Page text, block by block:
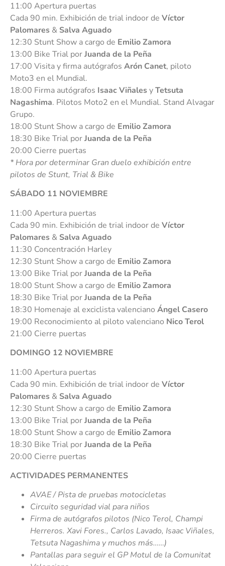
11:00 Apertura puertas
Cada 90 min. Exhibición de trial indoor de Víctor
Palomares & Salva Aguado
12:30 Stunt Show a cargo de Emilio Zamora
13:00 Bike Trial porJuanda de la Peña
17:00 Visita y firma autógrafos Arón Canet, piloto
Moto3 en el Mundial.
18:00 Firma autógrafos Isaac ViñalesyTetsuta
Nagashima. Pilotos Moto2 en el Mundial. Stand Alvagar
Grupo.
18:00 Stunt Show a cargo de Emilio Zamora
18:30 Bike Trial porJuanda de la Peña
20:00 Cierre puertas
* Hora por determinar Gran duelo exhibición entre
pilotos de Stunt, Trial & Bike
SÁBADO 11 NOVIEMBRE
11:00 Apertura puertas
Cada 90 min. Exhibición de trial indoor de Víctor
Palomares & Salva Aguado
11:30 Concentración Harley
12:30 Stunt Show a cargo de Emilio Zamora
13:00 Bike Trial porJuanda de la Peña
18:00 Stunt Show a cargo de Emilio Zamora
18:30 Bike Trial porJuanda de la Peña
18:30 Homenaje al exciclista valenciano Ángel Casero
19:00 Reconocimiento al piloto valenciano Nico Terol
21:00 Cierre puertas
DOMINGO 12 NOVIEMBRE
11:00 Apertura puertas
Cada 90 min. Exhibición de trial indoor de Víctor
Palomares & Salva Aguado
12:30 Stunt Show a cargo de Emilio Zamora
13:00 Bike Trial porJuanda de la Peña
18:00 Stunt Show a cargo de Emilio Zamora
18:30 Bike Trial porJuanda de la Peña
20:00 Cierre puertas
ACTIVIDADES PERMANENTES
AVAE / Pista de pruebas motocicletas
Circuito seguridad vial para niños
Firma de autógrafos pilotos (Nico Terol, Champi
Herreros. Xavi Fores., Carlos Lavado, Isaac Viñales,
Tetsuta Nagashima y muchos más……)
Pantallas para seguir el GP Motul de la Comunitat